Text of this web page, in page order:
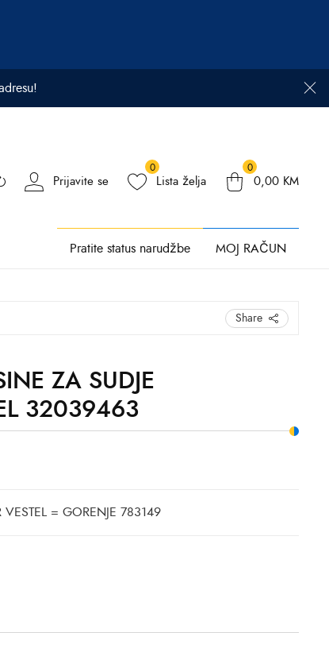
Prijavite se
0
Lista želja
0
0,00 KM
Pratite status narudžbe MOJ RAČUN
Share
ZA SUDJE
32039463
= GORENJE 783149